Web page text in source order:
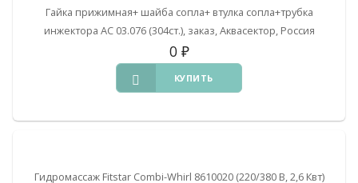
Гайка прижимная+ шайба сопла+ втулка сопла+трубка
инжектора АС 03.076 (304ст.), заказ, Аквасектор, Россия
0 ₽
КУПИТЬ
Гидромассаж Fitstar Combi-Whirl 8610020 (220/380 В, 2,6 Квт)